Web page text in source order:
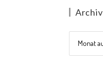
Archiv
Archiv